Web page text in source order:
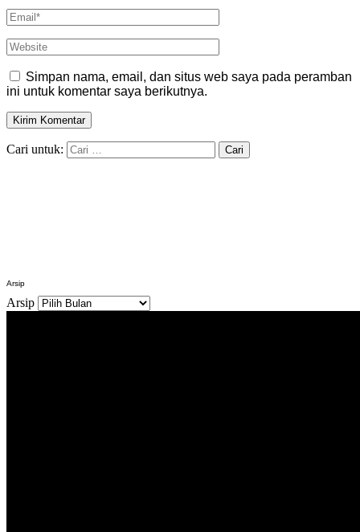
Simpan nama, email, dan situs web saya pada peramban
ini untuk komentar saya berikutnya.
Cari untuk:
Arsip
Arsip